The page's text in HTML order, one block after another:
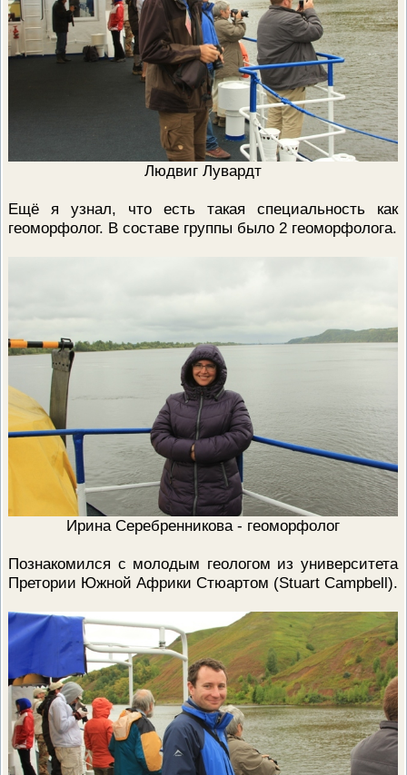
Людвиг Лувардт
Ещё я узнал, что есть такая специальность как
геоморфолог. В составе группы было 2 геоморфолога.
Ирина Серебренникова - геоморфолог
Познакомился с молодым геологом из университета
Претории Южной Африки Стюартом (Stuart Campbell).